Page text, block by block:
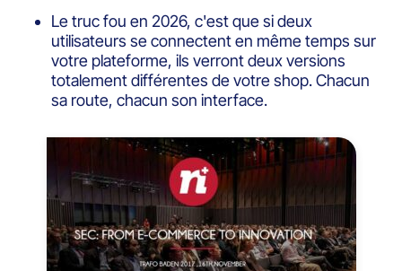
Le truc fou en 2026, c'est que si deux
utilisateurs se connectent en même temps sur
votre plateforme, ils verront deux versions
totalement différentes de votre shop. Chacun
sa route, chacun son interface.